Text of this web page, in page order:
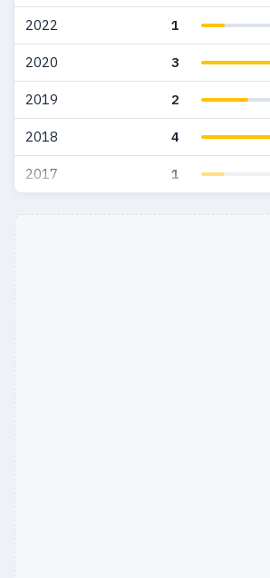
2002 1
2001 1
1999 1
1998 1
1995 2
2022 1
2020 3
2019 2
2018 4
2017 1